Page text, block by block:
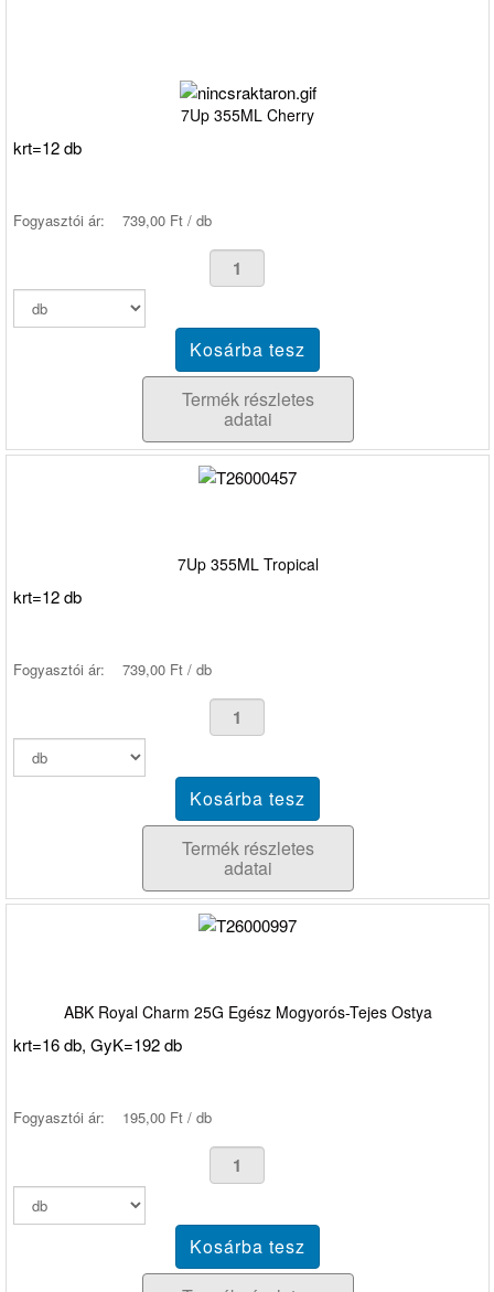
7Up 355ML Cherry
krt=12 db
Fogyasztói ár: 739,00 Ft / db
Termék részletes
adatai
7Up 355ML Tropical
krt=12 db
Fogyasztói ár: 739,00 Ft / db
Termék részletes
adatai
ABK Royal Charm 25G Egész Mogyorós-Tejes Ostya
krt=16 db, GyK=192 db
Fogyasztói ár: 195,00 Ft / db